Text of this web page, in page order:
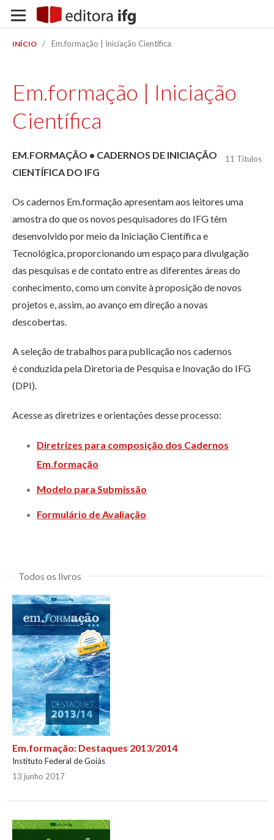
INÍCIO / Em.formação | Iniciação Científica
Em.formação | Iniciação
Científica
11 Títulos
EM.FORMAÇÃO • CADERNOS DE INICIAÇÃO
CIENTÍFICA DO IFG
Os cadernos Em.formação apresentam aos leitores uma
amostra do que os novos pesquisadores do IFG têm
desenvolvido por meio da Iniciação Científica e
Tecnológica, proporcionando um espaço para divulgação
das pesquisas e de contato entre as diferentes áreas do
conhecimento, como um convite à proposição de novos
projetos e, assim, ao avanço em direção a novas
descobertas.
A seleção de trabalhos para publicação nos cadernos
é conduzida pela Diretoria de Pesquisa e Inovação do IFG
(DPI).
Acesse as diretrizes e orientações desse processo:
Diretrizes para composição dos Cadernos
Em.formação
Modelo para Submissão
Formulário de Avaliação
Todos os livros
Em.formação: Destaques 2013/2014
Instituto Federal de Goiás
13 junho 2017